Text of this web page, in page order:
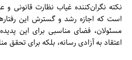
نکته نگران‌کننده غیاب نظارت قانونی و
است که اجازه رشد و گسترش این
مسئولان، فضای مناسبی برای این
اعتقاد به آزادی رسانه، بلکه برای تحقق